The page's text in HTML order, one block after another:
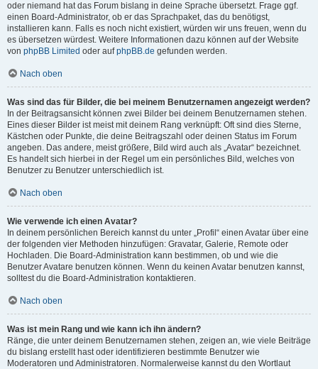
oder niemand hat das Forum bislang in deine Sprache übersetzt. Frage ggf.
einen Board-Administrator, ob er das Sprachpaket, das du benötigst,
installieren kann. Falls es noch nicht existiert, würden wir uns freuen, wenn du
es übersetzen würdest. Weitere Informationen dazu können auf der Website
von phpBB Limited oder aufphpBB.de gefunden werden.
Nach oben
Was sind das für Bilder, die bei meinem Benutzernamen angezeigt werden?
In der Beitragsansicht können zwei Bilder bei deinem Benutzernamen stehen.
Eines dieser Bilder ist meist mit deinem Rang verknüpft: Oft sind dies Sterne,
Kästchen oder Punkte, die deine Beitragszahl oder deinen Status im Forum
angeben. Das andere, meist größere, Bild wird auch als „Avatar“ bezeichnet.
Es handelt sich hierbei in der Regel um ein persönliches Bild, welches von
Benutzer zu Benutzer unterschiedlich ist.
Nach oben
Wie verwende ich einen Avatar?
In deinem persönlichen Bereich kannst du unter „Profil“ einen Avatar über eine
der folgenden vier Methoden hinzufügen: Gravatar, Galerie, Remote oder
Hochladen. Die Board-Administration kann bestimmen, ob und wie die
Benutzer Avatare benutzen können. Wenn du keinen Avatar benutzen kannst,
solltest du die Board-Administration kontaktieren.
Nach oben
Was ist mein Rang und wie kann ich ihn ändern?
Ränge, die unter deinem Benutzernamen stehen, zeigen an, wie viele Beiträge
du bislang erstellt hast oder identifizieren bestimmte Benutzer wie
Moderatoren und Administratoren. Normalerweise kannst du den Wortlaut